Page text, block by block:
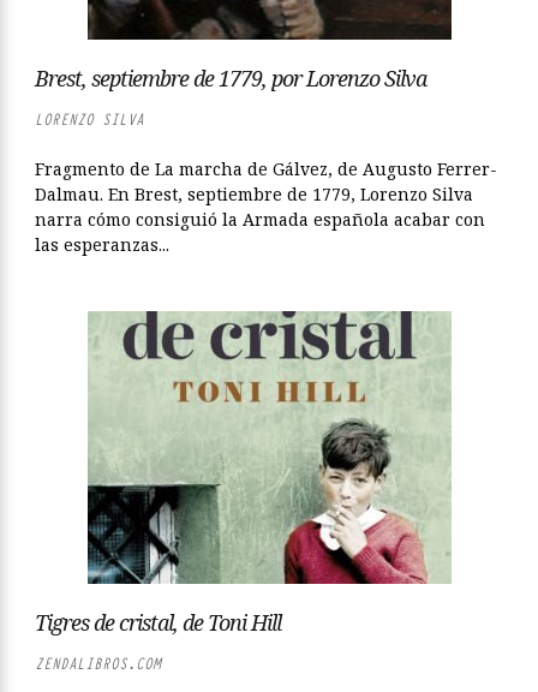
Brest, septiembre de 1779, por Lorenzo Silva
LORENZO SILVA
Fragmento de La marcha de Gálvez, de Augusto Ferrer-
Dalmau. En Brest, septiembre de 1779, Lorenzo Silva
narra cómo consiguió la Armada española acabar con
las esperanzas...
Tigres de cristal, de Toni Hill
ZENDALIBROS.COM